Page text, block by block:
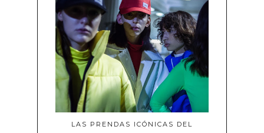
LAS PRENDAS ICÓNICAS DEL